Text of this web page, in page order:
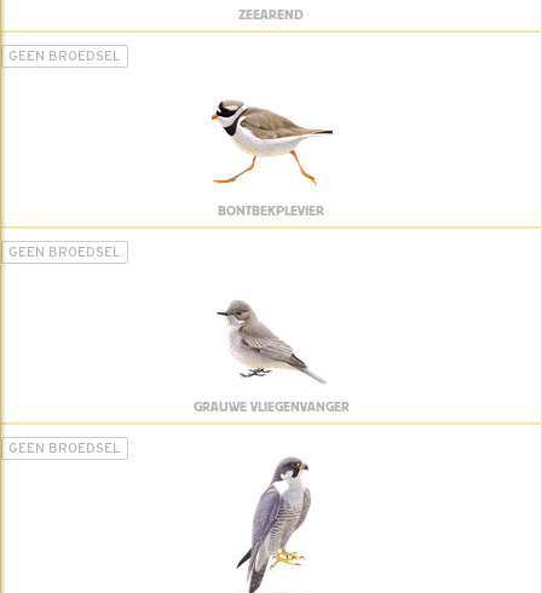
ZEEAREND
GEEN BROEDSEL
BONTBEKPLEVIER
GEEN BROEDSEL
GRAUWE VLIEGENVANGER
GEEN BROEDSEL